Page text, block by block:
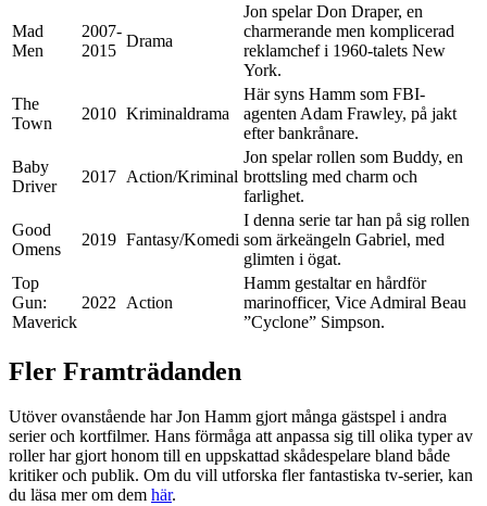
Mad
Men
2007-
2015
Drama
Jon spelar Don Draper, en
charmerande men komplicerad
reklamchef i 1960-talets New
York.
The
Town
2010 Kriminaldrama
Här syns Hamm som FBI-
agenten Adam Frawley, på jakt
efter bankrånare.
Baby
Driver
2017 Action/Kriminal
Jon spelar rollen som Buddy, en
brottsling med charm och
farlighet.
Good
Omens
2019 Fantasy/Komedi
I denna serie tar han på sig rollen
som ärkeängeln Gabriel, med
glimten i ögat.
Top
Gun:
Maverick
2022 Action
Hamm gestaltar en hårdför
marinofficer, Vice Admiral Beau
”Cyclone” Simpson.
Fler Framträdanden
Utöver ovanstående har Jon Hamm gjort många gästspel i andra
serier och kortfilmer. Hans förmåga att anpassa sig till olika typer av
roller har gjort honom till en uppskattad skådespelare bland både
kritiker och publik. Om du vill utforska fler fantastiska tv-serier, kan
du läsa mer om dem här.